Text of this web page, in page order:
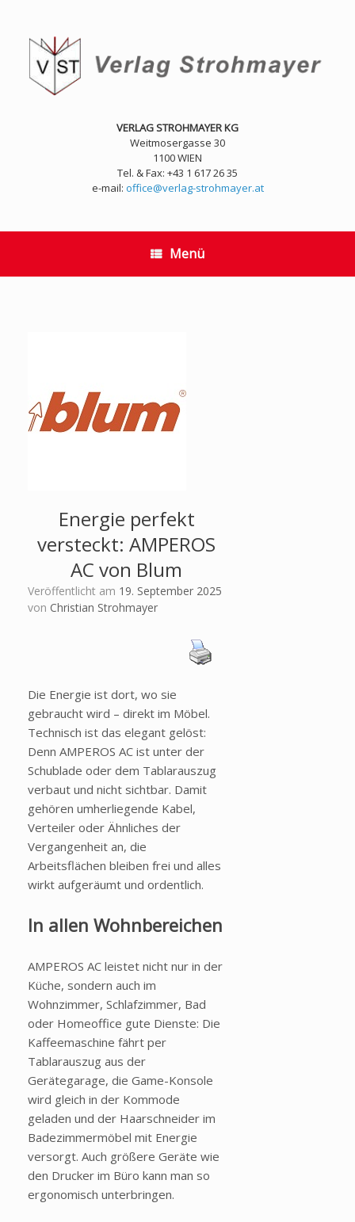
springen
VERLAG STROHMAYER KG
Weitmosergasse 30
1100 WIEN
Tel. & Fax: +43 1 617 26 35
e-mail: office@verlag-strohmayer.at
Menü
Energie perfekt
versteckt: AMPEROS
AC von Blum
Veröffentlicht am 19. September 2025
von Christian Strohmayer
Die Energie ist dort, wo sie
gebraucht wird – direkt im Möbel.
Technisch ist das elegant gelöst:
Denn AMPEROS AC ist unter der
Schublade oder dem Tablarauszug
verbaut und nicht sichtbar. Damit
gehören umherliegende Kabel,
Verteiler oder Ähnliches der
Vergangenheit an, die
Arbeitsflächen bleiben frei und alles
wirkt aufgeräumt und ordentlich.
In allen Wohnbereichen
AMPEROS AC leistet nicht nur in der
Küche, sondern auch im
Wohnzimmer, Schlafzimmer, Bad
oder Homeoffice gute Dienste: Die
Kaffeemaschine fährt per
Tablarauszug aus der
Gerätegarage, die Game-Konsole
wird gleich in der Kommode
geladen und der Haarschneider im
Badezimmermöbel mit Energie
versorgt. Auch größere Geräte wie
den Drucker im Büro kann man so
ergonomisch unterbringen.